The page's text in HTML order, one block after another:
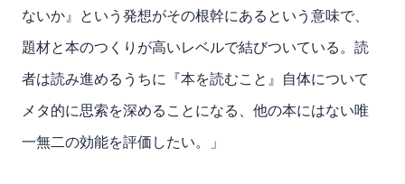
ないか』という発想がその根幹にあるという意味で、
題材と本のつくりが高いレベルで結びついている。読
者は読み進めるうちに『本を読むこと』自体について
メタ的に思索を深めることになる、他の本にはない唯
一無二の効能を評価したい。」